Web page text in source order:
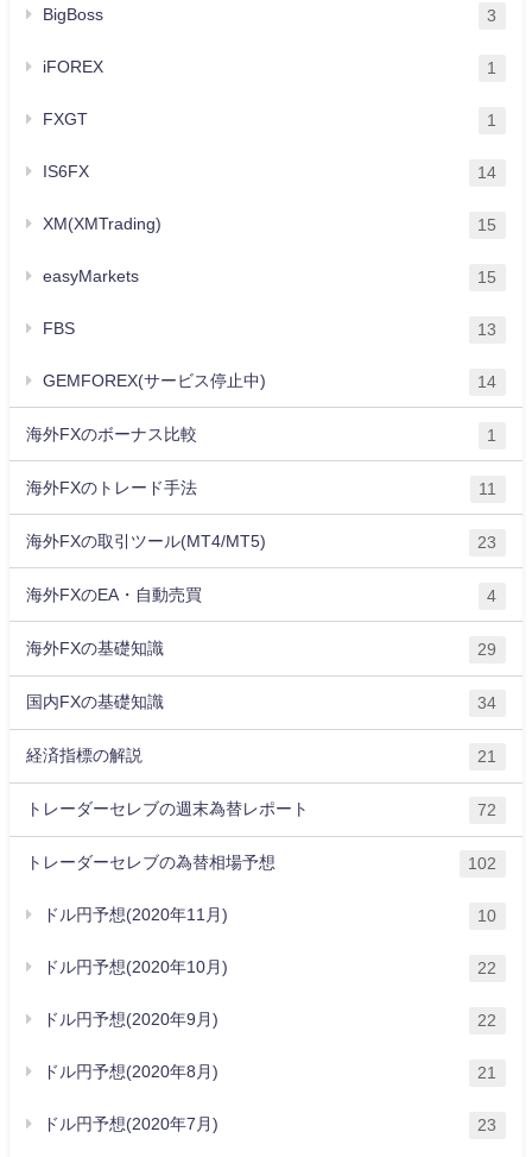
BigBoss 3
iFOREX 1
FXGT 1
IS6FX 14
XM(XMTrading) 15
easyMarkets 15
FBS 13
GEMFOREX(サービス停止中) 14
海外FXのボーナス比較 1
海外FXのトレード手法 11
海外FXの取引ツール(MT4/MT5) 23
海外FXのEA・自動売買 4
海外FXの基礎知識 29
国内FXの基礎知識 34
経済指標の解説 21
トレーダーセレブの週末為替レポート 72
トレーダーセレブの為替相場予想 102
ドル円予想(2020年11月) 10
ドル円予想(2020年10月) 22
ドル円予想(2020年9月) 22
ドル円予想(2020年8月) 21
ドル円予想(2020年7月) 23